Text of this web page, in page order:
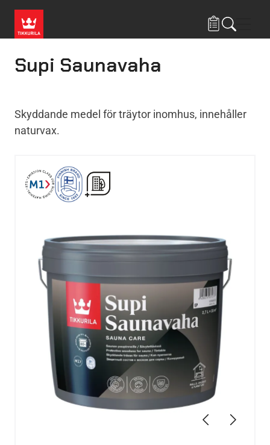
Supi Saunavaha
Skyddande medel för träytor inomhus, innehåller
naturvax.
Föregående
Nästa